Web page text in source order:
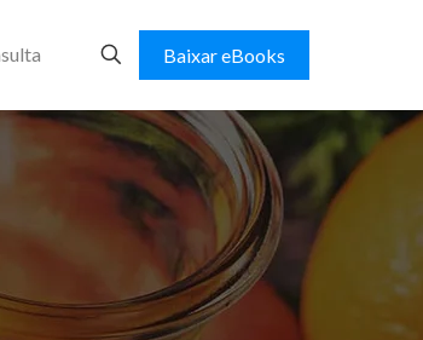
Baixar eBooks